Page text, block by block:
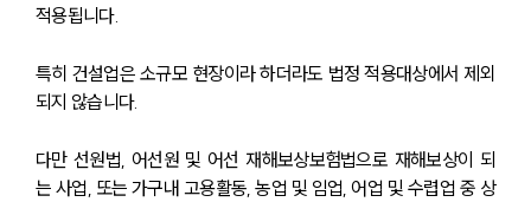
적용됩니다.
특히 건설업은 소규모 현장이라 하더라도 법정 적용대상에서 제외
되지 않습니다.
다만 선원법, 어선원 및 어선 재해보상보험법으로 재해보상이 되
는 사업, 또는 가구내 고용활동, 농업 및 임업, 어업 및 수렵업 중 상